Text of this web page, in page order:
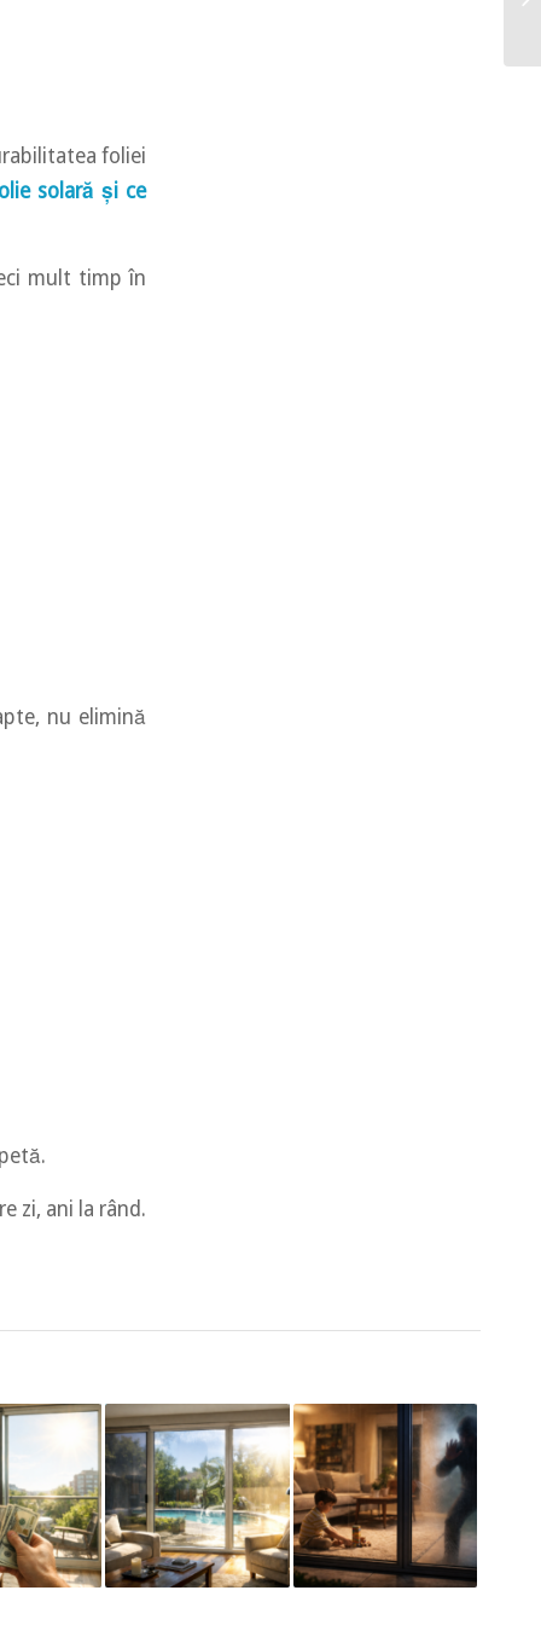
foliei
solară și ce
mult timp în
nu elimină
zi, ani la rând.